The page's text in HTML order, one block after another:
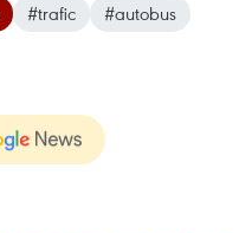
#trafic #autobus